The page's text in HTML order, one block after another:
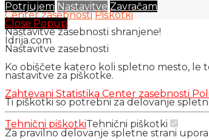
Potrjujem Nastavitve Zavračam
Center zasebnosti Piškotki
Close Popup
Nastavitve zasebnosti shranjene!
Idrija.com
Nastavitve zasebnosti
Ko obiščete katero koli spletno mesto, le
nastavitve za piškotke.
Zahtevani Statistika Center zasebnosti
Ti piškotki so potrebni za delovanje
Tehnični piškotkiTehnični piškotki
Za pravilno delovanje spletne strani